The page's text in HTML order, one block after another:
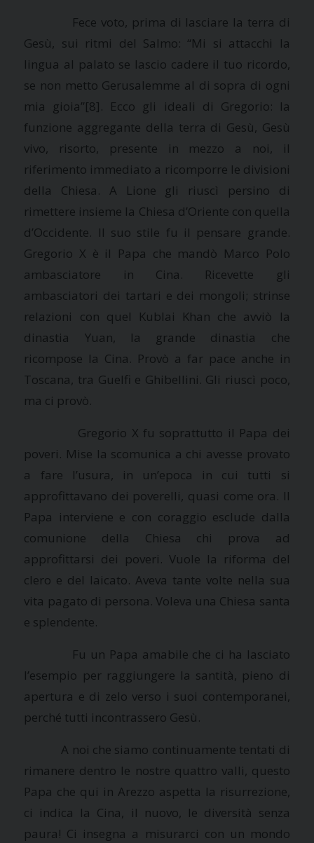
Fece voto, prima di lasciare la terra di
Gesù, sui ritmi del Salmo: “Mi si attacchi la
lingua al palato se lascio cadere il tuo ricordo,
se non metto Gerusalemme al di sopra di ogni
mia gioia”[8]. Ecco gli ideali di Gregorio: la
funzione aggregante della terra di Gesù, Gesù
vivo, risorto, presente in mezzo a noi, il
riferimento immediato a ricomporre le divisioni
della Chiesa. A Lione gli riuscì persino di
rimettere insieme la Chiesa d’Oriente con quella
d’Occidente. Il suo stile fu il pensare grande.
Gregorio X è il Papa che mandò Marco Polo
ambasciatore in Cina. Ricevette gli
ambasciatori dei tartari e dei mongoli; strinse
relazioni con quel Kublai Khan che avviò la
dinastia Yuan, la grande dinastia che
ricompose la Cina. Provò a far pace anche in
Toscana, tra Guelfi e Ghibellini. Gli riuscì poco,
ma ci provò.
Gregorio X fu soprattutto il Papa dei
poveri. Mise la scomunica a chi avesse provato
a fare l’usura, in un’epoca in cui tutti si
approfittavano dei poverelli, quasi come ora. Il
Papa interviene e con coraggio esclude dalla
comunione della Chiesa chi prova ad
approfittarsi dei poveri. Vuole la riforma del
clero e del laicato. Aveva tante volte nella sua
vita pagato di persona. Voleva una Chiesa santa
e splendente.
Fu un Papa amabile che ci ha lasciato
l’esempio per raggiungere la santità, pieno di
apertura e di zelo verso i suoi contemporanei,
perché tutti incontrassero Gesù.
A noi che siamo continuamente tentati di
rimanere dentro le nostre quattro valli, questo
Papa che qui in Arezzo aspetta la risurrezione,
ci indica la Cina, il nuovo, le diversità senza
paura! Ci insegna a misurarci con un mondo